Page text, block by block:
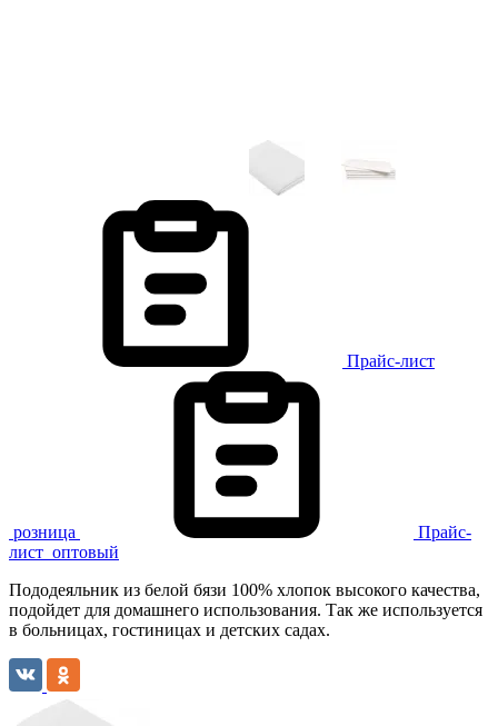
Прайс-лист
розница
Прайс-
лист оптовый
Пододеяльник из белой бязи 100% хлопок высокого качества,
подойдет для домашнего использования. Так же используется
в больницах, гостиницах и детских садах.